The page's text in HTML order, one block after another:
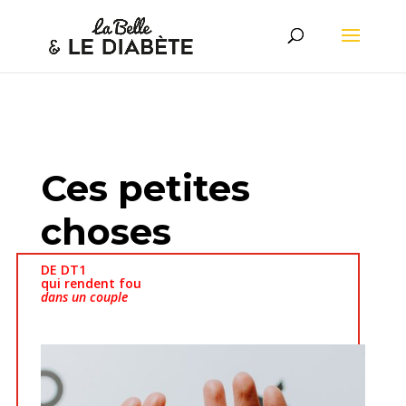
Ces petites
choses
DE DT1
qui rendent fou
dans un couple